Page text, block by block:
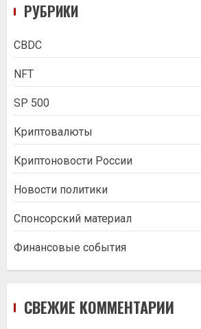
РУБРИКИ
CBDC
NFT
SP 500
Криптовалюты
Криптоновости России
Новости политики
Спонсорский материал
Финансовые события
СВЕЖИЕ КОММЕНТАРИИ